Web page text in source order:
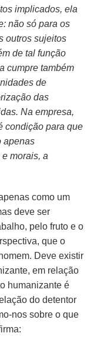
implicados, ela
não só para os
outros sujeitos
de tal função
cumpre também
de
das
Na empresa,
condição para que
apenas
morais, a
como um
deve ser
pelo fruto e o
que o
Deve existir
em relação
humanizante é
do detentor
nos sobre o que